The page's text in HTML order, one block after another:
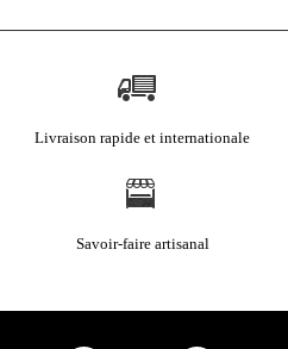
Livraison rapide et internationale
Savoir-faire artisanal